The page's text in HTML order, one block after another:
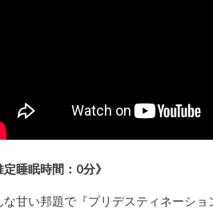
定睡眠時間：0分》
な甘い邦題で『プリデスティネーシ